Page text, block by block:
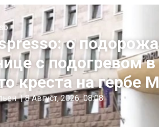
о
с подогревом
креста на гербе
| 8 Август, 2026 08:08